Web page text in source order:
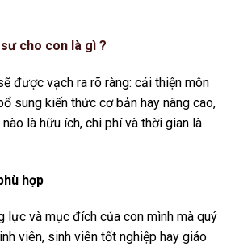
cho con là gì ?
được vạch ra rõ ràng: cải thiện môn
sung kiến thức cơ bản hay nâng cao,
là hữu ích, chi phí và thời gian là
hợp
lực và mục đích của con mình mà quý
viên, sinh viên tốt nghiệp hay giáo